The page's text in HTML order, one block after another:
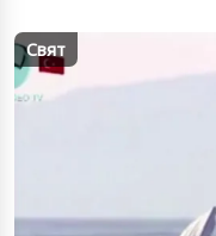
Свят